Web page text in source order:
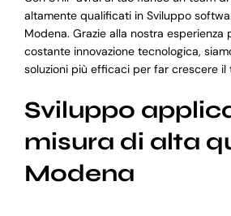
altamente qualificati in Sviluppo
Modena. Grazie alla nostra esperienza
costante innovazione tecnologica,
soluzioni più efficaci per far crescere il
Sviluppo
misura di alta
Modena